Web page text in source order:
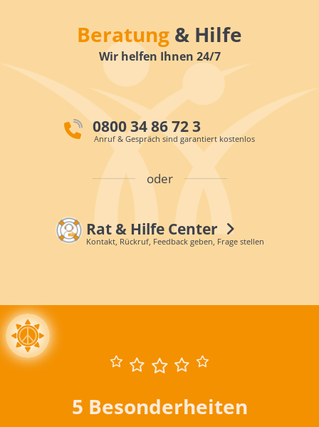
Beratung & Hilfe
Wir helfen Ihnen 24/7
0800 34 86 72 3
Anruf & Gespräch sind garantiert kostenlos
oder
Rat & Hilfe Center
Kontakt, Rückruf, Feedback geben, Frage stellen
5 Besonderheiten